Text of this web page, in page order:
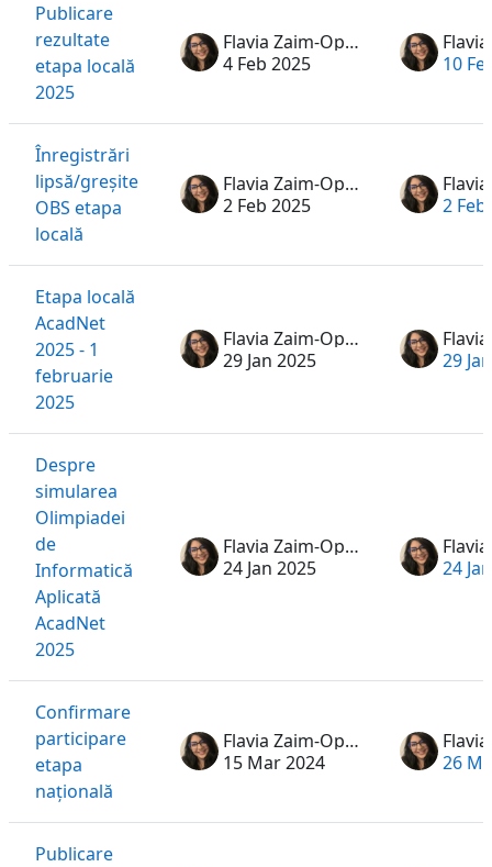
Publicare
rezultate
etapa locală
2025
Flavia Zaim-Oprea
4 Feb 2025
10
Înregistrări
lipsă/greșite
OBS etapa
locală
Flavia Zaim-Oprea
2 Feb 2025
2 Feb
Etapa locală
AcadNet
2025 - 1
februarie
2025
Flavia Zaim-Oprea
29 Jan 2025
29
Despre
simularea
Olimpiadei
de
Informatică
Aplicată
AcadNet
2025
Flavia Zaim-Oprea
24 Jan 2025
24
Confirmare
participare
etapa
națională
Flavia Zaim-Oprea
15 Mar 2024
26
Publicare